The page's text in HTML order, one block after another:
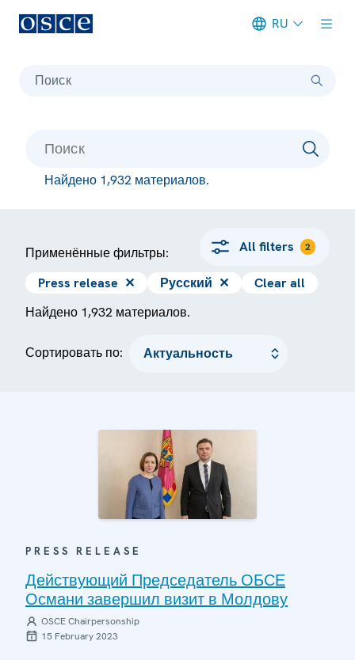
RU
Поиск
Найдено 1,932 материалов.
Применённые фильтры: All filters 2
Press release ✕ Русский ✕
Clear all
Найдено 1,932 материалов.
Сортировать по:
PRESS RELEASE
Действующий Председатель ОБСЕ
Османи завершил визит в Молдову
OSCE Chairpersonship
15 February 2023